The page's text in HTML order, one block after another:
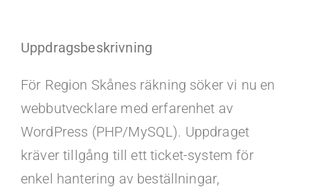
Faq
Portal
Uppdragsbeskrivning
För Region Skånes räkning söker vi nu en
webbutvecklare med erfarenhet av
WordPress (PHP/MySQL). Uppdraget
kräver tillgång till ett ticket-system för
enkel hantering av beställningar,